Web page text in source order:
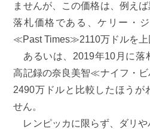
ませんが、この価格は、例え
落札価格である、ケリー・
≪Past Times≫2110万ドルを上
あるいは、2019年10月に落
高記録の奈良美智≪ナイフ・
2490万ドルと比較したほうが
せん。
レンピッカに限らず、ダリや